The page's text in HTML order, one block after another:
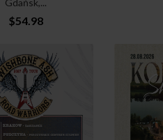
$54.98